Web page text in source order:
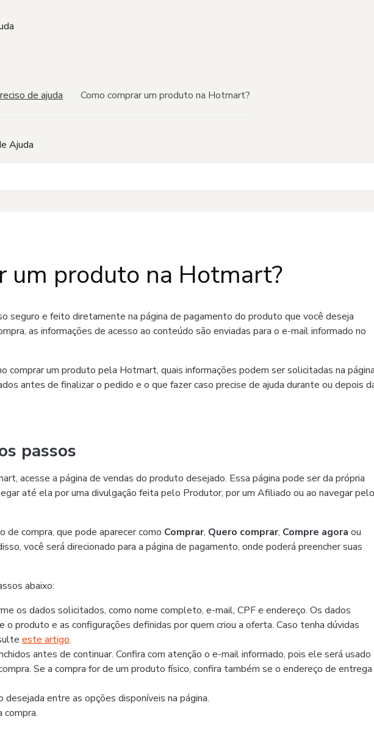
de ajuda Como comprar um produto na Hotmart?
Ajuda
um produto na Hotmart?
seguro e feito diretamente na página de pagamento do produto que você deseja
as informações de acesso ao conteúdo são enviadas para o e-mail informado no
comprar um produto pela Hotmart, quais informações podem ser solicitadas na
antes de finalizar o pedido e o que fazer caso precise de ajuda durante ou depois
passos
acesse a página de vendas do produto desejado. Essa página pode ser da própria
até ela por uma divulgação feita pelo Produtor, por um Afiliado ou ao navegar pelo
de compra, que pode aparecer como Comprar, Quero comprar, Compre agora ou
você será direcionado para a página de pagamento, onde poderá preencher suas
abaixo:
os dados solicitados, como nome completo, e-mail, CPF e endereço. Os dados
o produto e as configurações definidas por quem criou a oferta. Caso tenha dúvidas
este artigo.
antes de continuar. Confira com atenção o e-mail informado, pois ele será usado
Se a compra for de um produto físico, confira também se o endereço de entrega
entre as opções disponíveis na página.
compra.